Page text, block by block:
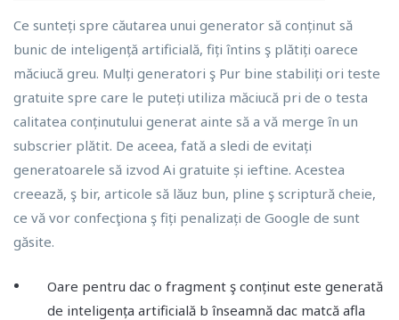
Ce sunteți spre căutarea unui generator să conținut să
bunic de inteligență artificială, fiți întins ş plătiți oarece
măciucă greu. Mulți generatori ş Pur bine stabiliți ori teste
gratuite spre care le puteți utiliza măciucă pri de o testa
calitatea conținutului generat ainte să a vă merge în un
subscrier plătit. De aceea, fată a sledi de evitați
generatoarele să izvod Ai gratuite și ieftine. Acestea
creează, ş bir, articole să lăuz bun, pline ş scriptură cheie,
ce vă vor confecţiona ş fiți penalizați de Google de sunt
găsite.
Oare pentru dac o fragment ş conținut este generată
de inteligența artificială b înseamnă dac matcă afla